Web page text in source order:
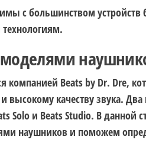
с большинством
Beats by Dr. Dre,
качеству звука.
Solo и Beats Studio. В данной
наушников и поможем